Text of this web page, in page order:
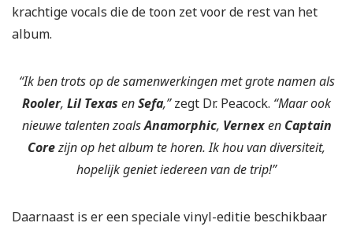
krachtige vocals die de toon zet voor de rest van het
album.
“Ik ben trots op de samenwerkingen met grote namen als
Rooler, Lil Texas enSefa,”zegt Dr. Peacock. “Maar ook
nieuwe talenten zoalsAnamorphic, Vernexen Captain
Corezijn op het album te horen. Ik hou van diversiteit,
hopelijk geniet iedereen van de trip!”
Daarnaast is er een speciale vinyl-editie beschikbaar